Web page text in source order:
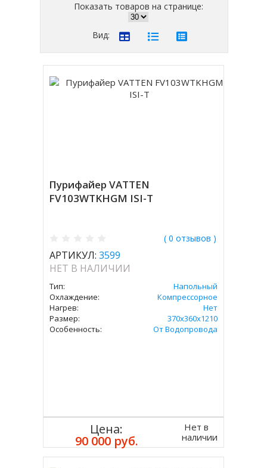
Показать товаров на странице:
Вид:
Пурифайер VATTEN
FV103WTKHGM ISI-T
( 0 отзывов )
АРТИКУЛ: 3599
НЕТ В НАЛИЧИИ
Тип:
Напольный
Охлаждение:
Компрессорное
Нагрев:
Нет
Размер:
370х360х1210
Особенность:
От Водопровода
Цена:
90 000 руб.
Нет в
наличии